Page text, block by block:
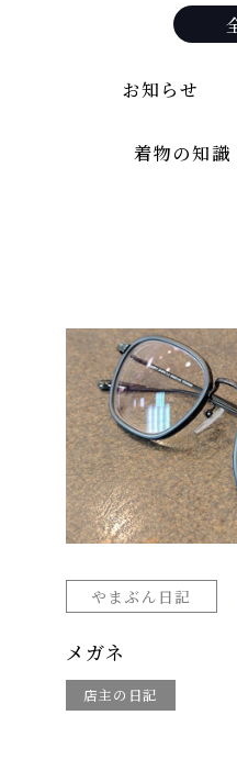
お知らせ
着物の知識
やまぶん日記
メガネ
店主の日記